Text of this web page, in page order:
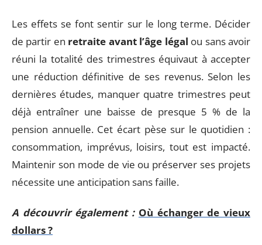
Les effets se font sentir sur le long terme. Décider
de partir en retraite avant l’âge légal ou sans avoir
réuni la totalité des trimestres équivaut à accepter
une réduction définitive de ses revenus. Selon les
dernières études, manquer quatre trimestres peut
déjà entraîner une baisse de presque 5 % de la
pension annuelle. Cet écart pèse sur le quotidien :
consommation, imprévus, loisirs, tout est impacté.
Maintenir son mode de vie ou préserver ses projets
nécessite une anticipation sans faille.
A découvrir également : Où échanger de vieux
dollars ?